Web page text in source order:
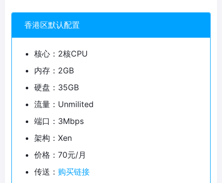
香港区默认配置
核心：2核CPU
内存：2GB
硬盘：35GB
流量：Unmilited
端口：3Mbps
架构：Xen
价格：70元/月
传送： 购买链接